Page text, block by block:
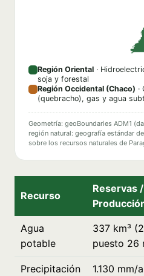
Región Oriental ·
soja y forestal
Región Occidental (Chaco)
(quebracho), gas y agua
Geometría: geoBoundaries ADM1
región natural: geografía estándar
sobre los recursos naturales de
Recurso
Reservas /
Agua
potable
337 km³
puesto 26
Precipitación
1.130 mm/